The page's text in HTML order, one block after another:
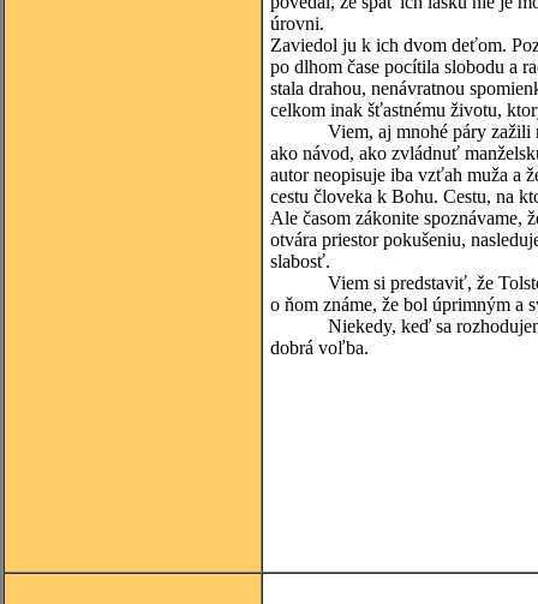
úrovni.
Zaviedol ju k ich dvom deťom.
po dlhom čase pocítila slobodu a
stala drahou, nenávratnou
celkom inak šťastnému životu,
Viem, aj mnohé páry zažili nie
ako návod, ako zvládnuť
autor neopisuje iba vzťah muža a
cestu človeka k Bohu. Cestu, na
Ale časom zákonite spoznávame,
otvára priestor pokušeniu,
slabosť.
Viem si predstaviť, že Tolstoj
o ňom známe, že bol úprimným a
Niekedy, keď sa rozhodujem
dobrá voľba.